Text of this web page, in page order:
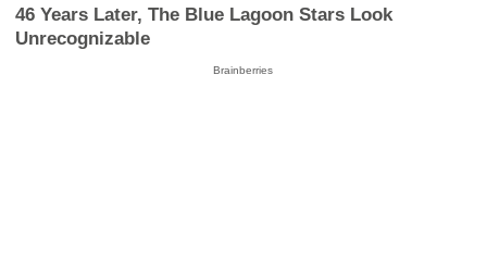
46 Years Later, The Blue Lagoon Stars Look
Unrecognizable
Brainberries